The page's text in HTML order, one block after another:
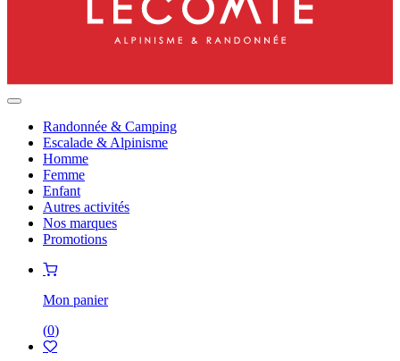
Randonnée & Camping
Escalade & Alpinisme
Homme
Femme
Enfant
Autres activités
Nos marques
Promotions
Mon panier
(0)